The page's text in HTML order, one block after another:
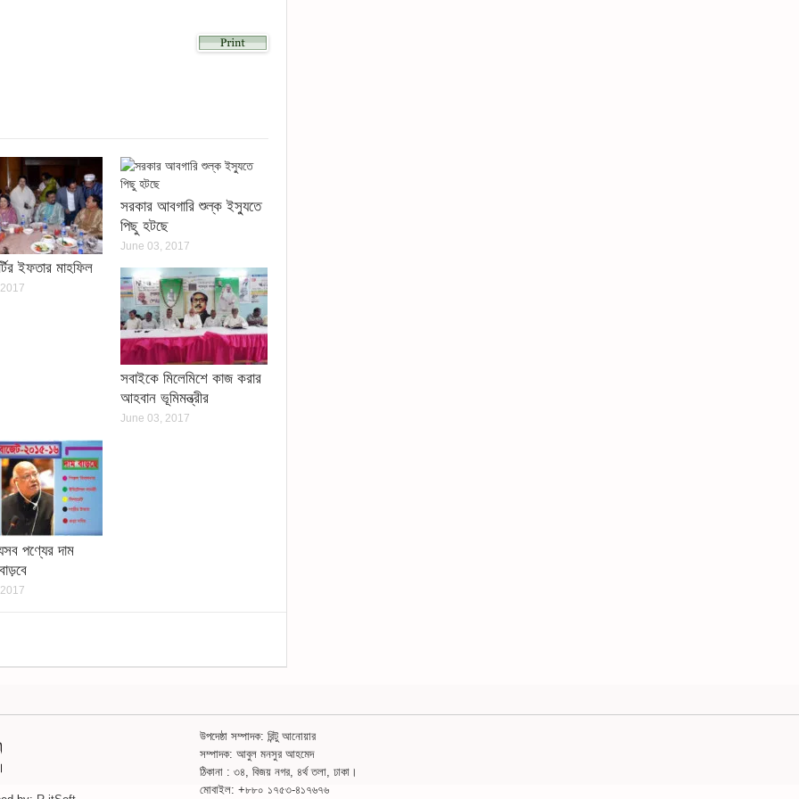
ইফতার মাহফিল
সরকার আবগারি শুল্ক ইস্যুতে
পিছু হটছে
June 03, 2017
সবাইকে মিলেমিশে কাজ করার
আহবান ভূমিমন্ত্রীর
June 03, 2017
পণ্যের দাম
উপদেষ্ঠা সম্পাদক: রিন্টু আনোয়ার
সম্পাদক: আবুল মনসুর আহমেদ
ঠিকানা : ৩৪, বিজয় নগর, ৪র্থ তলা, ঢাকা।
মোবাইল: +৮৮০ ১৭৫৩-৪১৭৬৭৬